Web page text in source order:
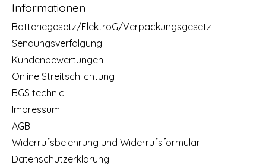
Informationen
Batteriegesetz/ElektroG/Verpackungsgesetz
Sendungsverfolgung
Kundenbewertungen
Online Streitschlichtung
BGS technic
Impressum
AGB
Widerrufsbelehrung und Widerrufsformular
Datenschutzerklärung